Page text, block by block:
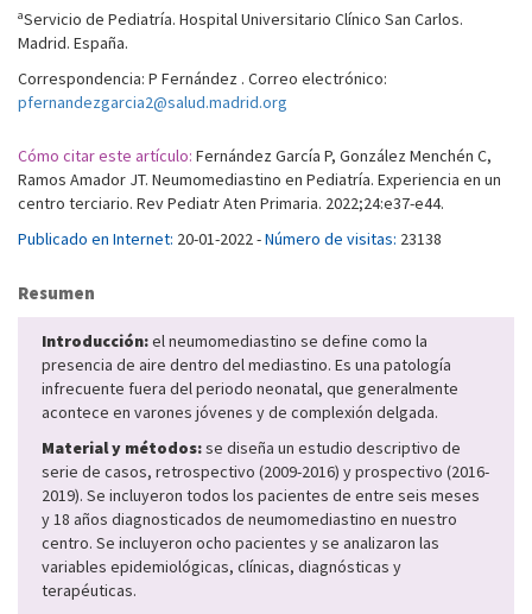
aServicio de Pediatría. Hospital Universitario Clínico San Carlos.
Madrid. España.
Correspondencia: P Fernández . Correo electrónico:
pfernandezgarcia2@salud.madrid.org
Cómo citar este artículo: Fernández García P, González Menchén C,
Ramos Amador JT. Neumomediastino en Pediatría. Experiencia en un
centro terciario. Rev Pediatr Aten Primaria. 2022;24:e37-e44.
Publicado en Internet: 20-01-2022 -Número de visitas: 23138
Resumen
Introducción:el neumomediastino se define como la
presencia de aire dentro del mediastino. Es una patología
infrecuente fuera del periodo neonatal, que generalmente
acontece en varones jóvenes y de complexión delgada.
Material y métodos:se diseña un estudio descriptivo de
serie de casos, retrospectivo (2009-2016) y prospectivo (2016-
2019). Se incluyeron todos los pacientes de entre seis meses
y 18 años diagnosticados de neumomediastino en nuestro
centro. Se incluyeron ocho pacientes y se analizaron las
variables epidemiológicas, clínicas, diagnósticas y
terapéuticas.